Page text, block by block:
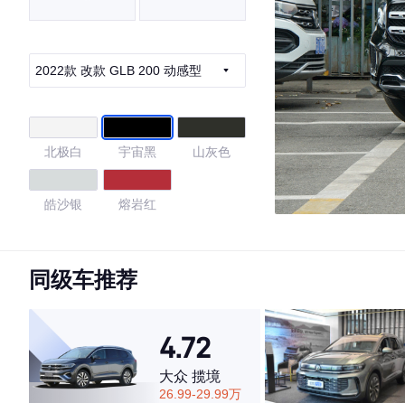
2022款 改款 GLB 200 动感型
北极白 宇宙黑 山灰色
皓沙银 熔岩红
4.57
·外观表现较为优秀，优于50%同级车
·内饰表现较为优秀，优于78%同级车
·空间表现一般，低于67%同级车
同级车推荐
4.72
大众 揽境
26.99-29.99万